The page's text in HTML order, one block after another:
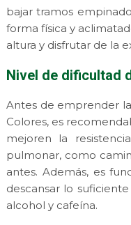
bajar tramos
forma física y
altura y disfrutar de la
Nivel de dificultad
Antes de emprender
Colores, es
mejoren la
pulmonar, como
antes. Además, es
descansar lo
alcohol y cafeína.